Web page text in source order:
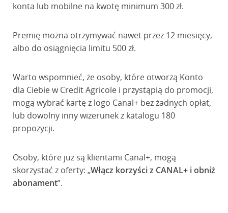
konta lub mobilne na kwotę minimum 300 zł.
Premię można otrzymywać nawet przez 12 miesięcy,
albo do osiągnięcia limitu 500 zł.
Warto wspomnieć, że osoby, które otworzą Konto
dla Ciebie w Credit Agricole i przystąpią do promocji,
mogą wybrać kartę z logo Canal+ bez żadnych opłat,
lub dowolny inny wizerunek z katalogu 180
propozycji.
Osoby, które już są klientami Canal+, mogą
skorzystać z oferty: „Włącz korzyści z CANAL+ i obniż
abonament”.